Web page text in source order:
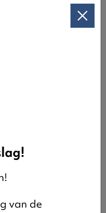
van water,
metalen
drinkyoghurt,
van de